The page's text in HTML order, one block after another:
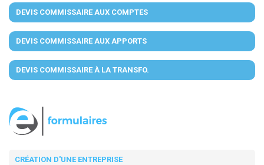
DEVIS COMMISSAIRE AUX COMPTES
DEVIS COMMISSAIRE AUX APPORTS
DEVIS COMMISSAIRE À LA TRANSFO.
CRÉATION D'UNE ENTREPRISE